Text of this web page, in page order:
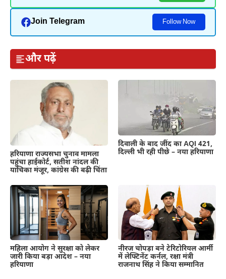
Join Telegram Follow Now
और पढ़ें
हरियाणा राज्यसभा चुनाव मामला
पहुंचा हाईकोर्ट, सतीश नांदल की
याचिका मंजूर, कांग्रेस की बढ़ी चिंता
दिवाली के बाद जींद का AQI 421,
दिल्ली भी रही पीछे – नया हरियाणा
महिला आयोग ने सुरक्षा को लेकर
जारी किया बड़ा आदेश – नया
हरियाणा
नीरज चोपड़ा बने टेरिटोरियल आर्मी
में लेफ्टिनेंट कर्नल, रक्षा मंत्री
राजनाथ सिंह ने किया सम्मानित